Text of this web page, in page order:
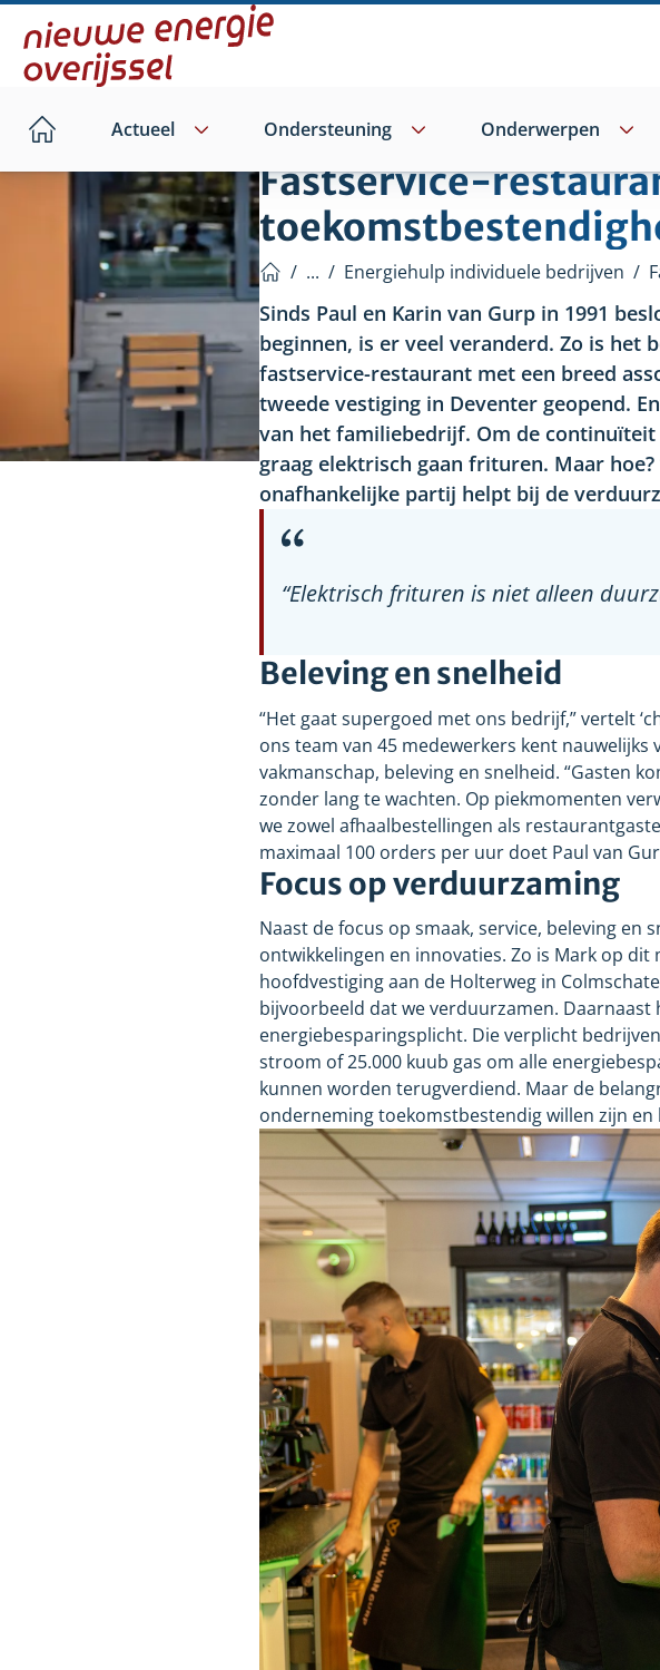
naar
hoofdinhoud
Home
Actueel Ondersteuning Onderwerpen
Fastservice-
/ ... / Energiehulp individuele bedrijven /
Sinds Paul en Karin van Gurp in 1991
beginnen, is er veel veranderd. Zo is
fastservice-restaurant met een breed
tweede vestiging in Deventer geopend.
van het familiebedrijf. Om de continuïteit
graag elektrisch gaan frituren. Maar
onafhankelijke partij helpt bij de
“Elektrisch frituren is niet alleen
Beleving en snelheid
“Het gaat supergoed met ons bedrijf,” vertelt
ons team van 45 medewerkers kent
vakmanschap, beleving en snelheid. “Gasten
zonder lang te wachten. Op piekmomenten
we zowel afhaalbestellingen als
maximaal 100 orders per uur doet Paul van
Focus op verduurzaming
Naast de focus op smaak, service, beleving
ontwikkelingen en innovaties. Zo is Mark op
hoofdvestiging aan de Holterweg in
bijvoorbeeld dat we verduurzamen.
energiebesparingsplicht. Die verplicht
stroom of 25.000 kuub gas om alle
kunnen worden terugverdiend. Maar de
onderneming toekomstbestendig willen zijn en